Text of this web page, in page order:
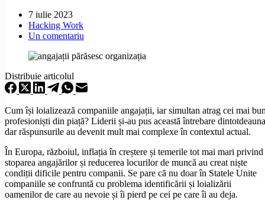
7 iulie 2023
Hacking Work
Un comentariu
Distribuie articolul
Cum își loializează companiile angajații, iar simultan atrag cei mai
profesioniști din piață? Liderii și-au pus această întrebare
dar răspunsurile au devenit mult mai complexe în contextul actual.
În Europa, războiul, inflația în creștere și temerile tot mai mari privind
stoparea angajărilor și reducerea locurilor de muncă au creat niște
condiții dificile pentru companii. Se pare că nu doar în Statele Unite
companiile se confruntă cu problema identificării și loializării
oamenilor de care au nevoie și îi pierd pe cei pe care îi au deja.